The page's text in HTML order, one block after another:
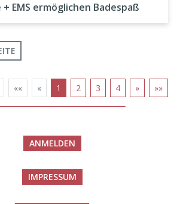
EMS ermöglichen Badespaß
«« « 1 2 3 4 » »»
ANMELDEN
IMPRESSUM